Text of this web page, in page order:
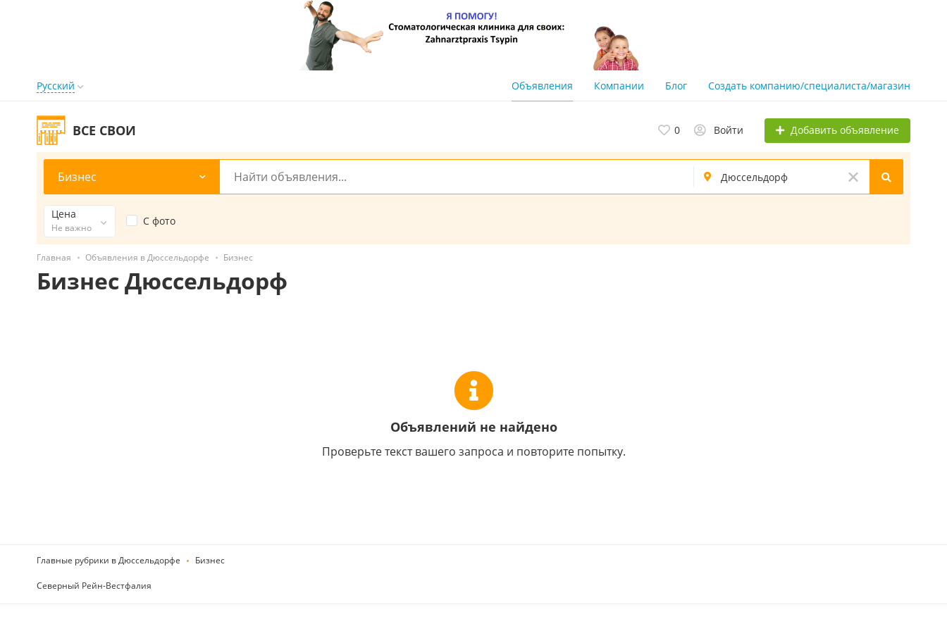
Русский Объявления Компании Блог Создать компанию/специалиста/магазин
ВСЕ СВОИ 0 Войти Добавить объявление
Бизнес
Цена
Не важно
С фото
Главная Объявления в Дюссельдорфе Бизнес
Бизнес Дюссельдорф
Объявлений не найдено
Проверьте текст вашего запроса и повторите попытку.
Главные рубрики в Дюссельдорфе Бизнес
Северный Рейн-Вестфалия